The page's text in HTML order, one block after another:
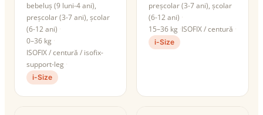
bebeluș (9 luni-4 ani),
preșcolar (3-7 ani), școlar
(6-12 ani)
0–36 kg
ISOFIX / centură / isofix-
support-leg
i-Size
preșcolar (3-7 ani), școlar
(6-12 ani)
15–36 kg ISOFIX / centură
i-Size